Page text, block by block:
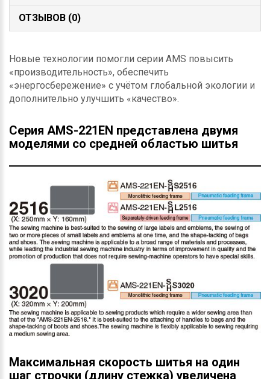
ОТЗЫВОВ (0)
Новые технологии помогли серии AMS повысить
«производительность», обеспечить
«энергосбережение» с учётом глобальной экологии и
дополнительно улучшить «качество».
Серия AMS-221EN представлена двумя
моделями со средней областью шитья
Максимальная скорость шитья на один
шаг строчки (длину стежка) увеличена